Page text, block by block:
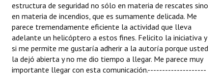
estructura de seguridad no sólo en materia de rescates sino
en materia de incendios, que es sumamente delicada. Me
parece tremendamente eficiente la actividad que lleva
adelante un helicóptero a estos fines. Felicito la iniciativa y
si me permite me gustaría adherir a la autoría porque usted
la dejó abierta y no me dio tiempo a llegar. Me parece muy
importante llegar con esta comunicación.--------------------